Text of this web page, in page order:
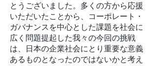
とうございました。多くの方から応援
いただいたことから、コーポレート・
ガバナンスを中心とした課題を社会に
広く問題提起した我々の今回の挑戦
は、日本の企業社会にとり重要な意義
あるものとなったのではないかと考え